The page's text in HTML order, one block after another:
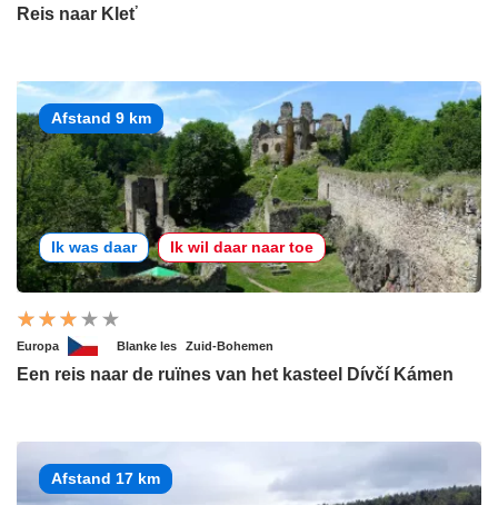
Reis naar Kleť
Afstand 9 km
Ik was daar Ik wil daar naar toe
Europa Blanke les Zuid-Bohemen
Een reis naar de ruïnes van het kasteel Dívčí Kámen
Afstand 17 km